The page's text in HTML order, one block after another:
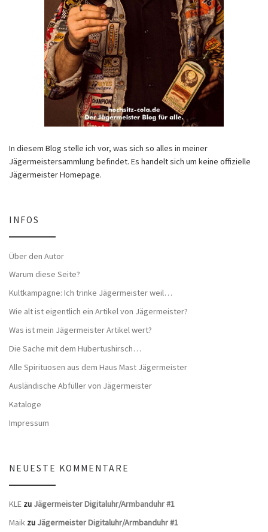
In diesem Blog stelle ich vor, was sich so alles in meiner
Jägermeistersammlung befindet. Es handelt sich um keine offizielle
Jägermeister Homepage.
INFOS
Über den Autor
Warum diese Seite?
Kultkampagne: Ich trinke Jägermeister weil…
Wie alt ist eigentlich ein Artikel von Jägermeister?
Was ist mein Jägermeister Artikel wert?
Die Sache mit dem Hubertushirsch…
Alle Spirituosen aus dem Haus Mast Jägermeister
Ausländische Abfüller von Jägermeister
Kataloge
Impressum
NEUESTE KOMMENTARE
KLE zu Jägermeister Digitaluhr/Armbanduhr #1
Maik zu Jägermeister Digitaluhr/Armbanduhr #1